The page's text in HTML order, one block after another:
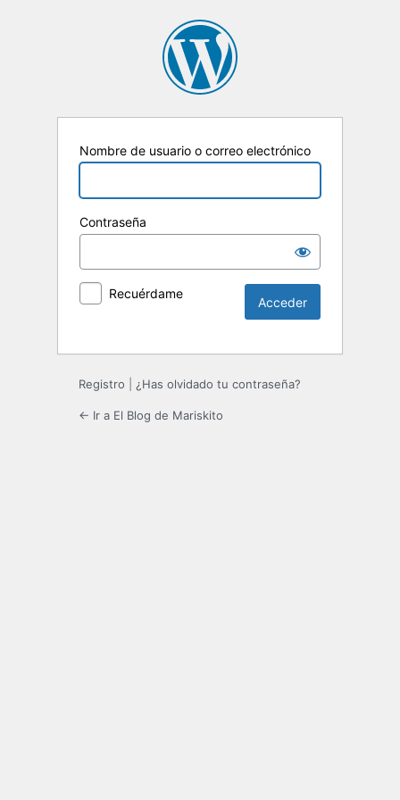
Nombre de usuario o correo electrónico
Contraseña
Recuérdame
Registro ¿Has olvidado tu contraseña?
← Ir a El Blog de Mariskito